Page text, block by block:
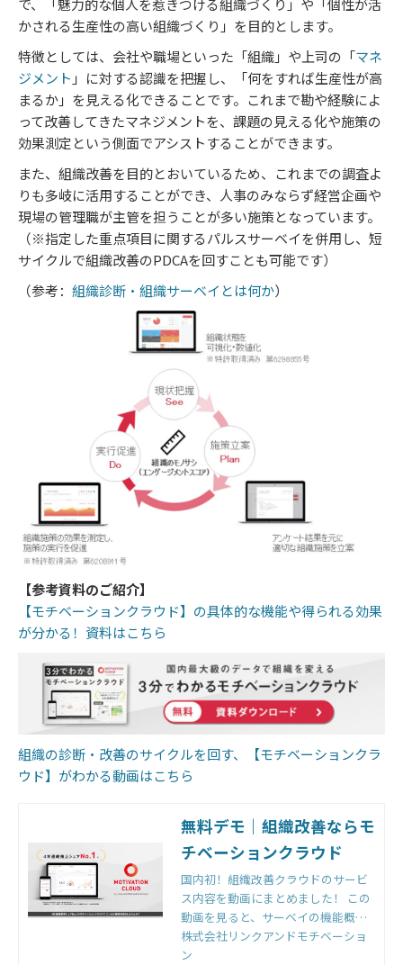
で、「魅力的な個人を惹きつける組織づくり」や「個性が活
かされる生産性の高い組織づくり」を目的とします。
特徴としては、会社や職場といった「組織」や上司の「マネ
ジメント 」に対する認識を把握し、「何をすれば生産性が高
まるか」を見える化できることです。これまで勘や経験によ
って改善してきたマネジメントを、課題の見える化や施策の
効果測定という側面でアシストすることができます。
また、組織改善を目的とおいているため、これまでの調査よ
りも多岐に活用することができ、人事のみならず経営企画や
現場の管理職が主管を担うことが多い施策となっています。
（※指定した重点項目に関するパルスサーベイを併用し、短
サイクルで組織改善のPDCAを回すことも可能です）
（参考： 組織診断・組織サーベイとは何か）
【参考資料のご紹介】
【モチベーションクラウド】の具体的な機能や得られる効果
が分かる！資料はこちら
組織の診断・改善のサイクルを回す、【モチベーションクラ
ウド】がわかる動画はこちら
無料デモ｜組織改善ならモ
チベーションクラウド
国内初！組織改善クラウドのサービ
ス内容を動画にまとめました！ この
動画を見ると、サーベイの機能概要
（パルス機能など）、組織改善サポ
ート内容、オンラインサポートコン
株式会社リンクアンドモチベーショ
ン